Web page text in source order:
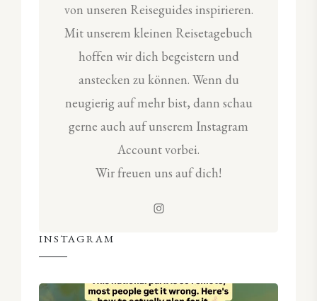
von unseren Reiseguides inspirieren.
Mit unserem kleinen Reisetagebuch
hoffen wir dich begeistern und
anstecken zu können. Wenn du
neugierig auf mehr bist, dann schau
gerne auch auf unserem Instagram
Account vorbei.
Wir freuen uns auf dich!
INSTAGRAM